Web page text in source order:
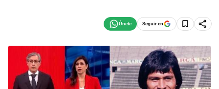
Seguir en